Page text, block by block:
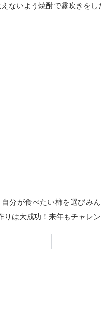
ないよう焼酎で霧吹きを
分が食べたい柿を選びみ
りは大成功！来年もチャレ